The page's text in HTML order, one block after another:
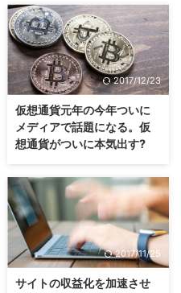
2017/12/23
仮想通貨元年の今年ついに
メディアで話題になる。仮
想通貨がついに本気出す?
2017/11/25
サイトの収益化を加速させ